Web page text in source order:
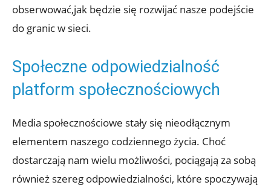
obserwować,jak będzie się rozwijać nasze podejście
do granic w sieci.
Społeczne odpowiedzialność
platform społecznościowych
Media społecznościowe stały się nieodłącznym
elementem naszego codziennego życia. Choć
dostarczają nam wielu możliwości, pociągają za sobą
również szereg odpowiedzialności, które spoczywają